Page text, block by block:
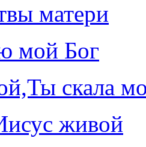
матери
мой Бог
скала
живой